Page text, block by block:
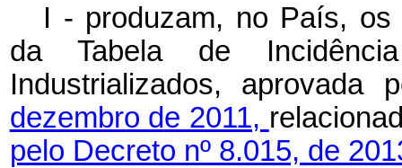
I - produzam, no País, os
da Tabela de
Industrializados, aprovada
dezembro de 2011,
pelo Decreto nº 8.015, de